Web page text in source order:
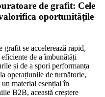
de grafit: Cele
oportunitățile
grafit se accelerează rapid,
de a îmbunătăți
și de a spori performanța
operațiunile de turnătorie,
material esențial în
B2B, această creștere